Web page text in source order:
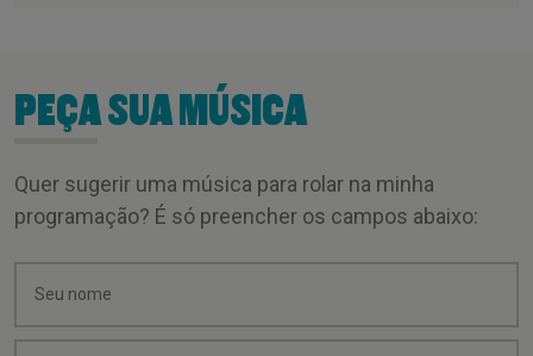
PEÇA SUA MÚSICA
Quer sugerir uma música para rolar na minha
programação? É só preencher os campos abaixo: